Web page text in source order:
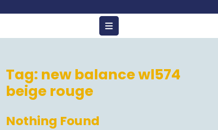
Tag: new balance wl574
beige rouge
Nothing Found